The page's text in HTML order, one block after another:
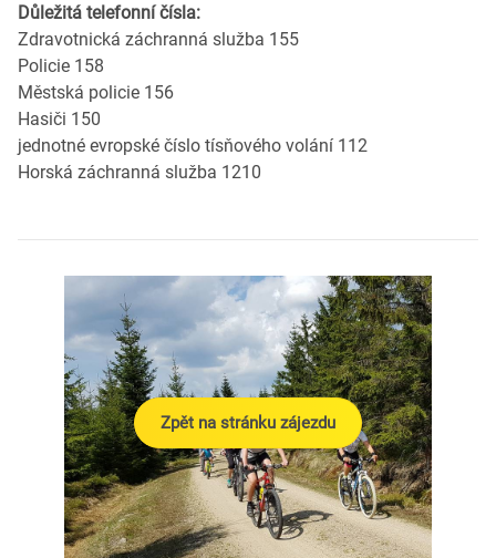
Důležitá telefonní čísla:
Zdravotnická záchranná služba 155
Policie 158
Městská policie 156
Hasiči 150
jednotné evropské číslo tísňového volání 112
Horská záchranná služba 1210
Zpět na stránku zájezdu